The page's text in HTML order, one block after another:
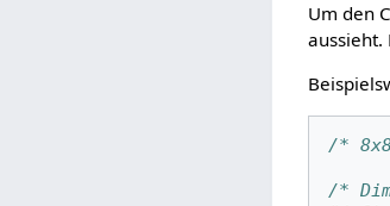
Um den
aussieht.
/*
/*